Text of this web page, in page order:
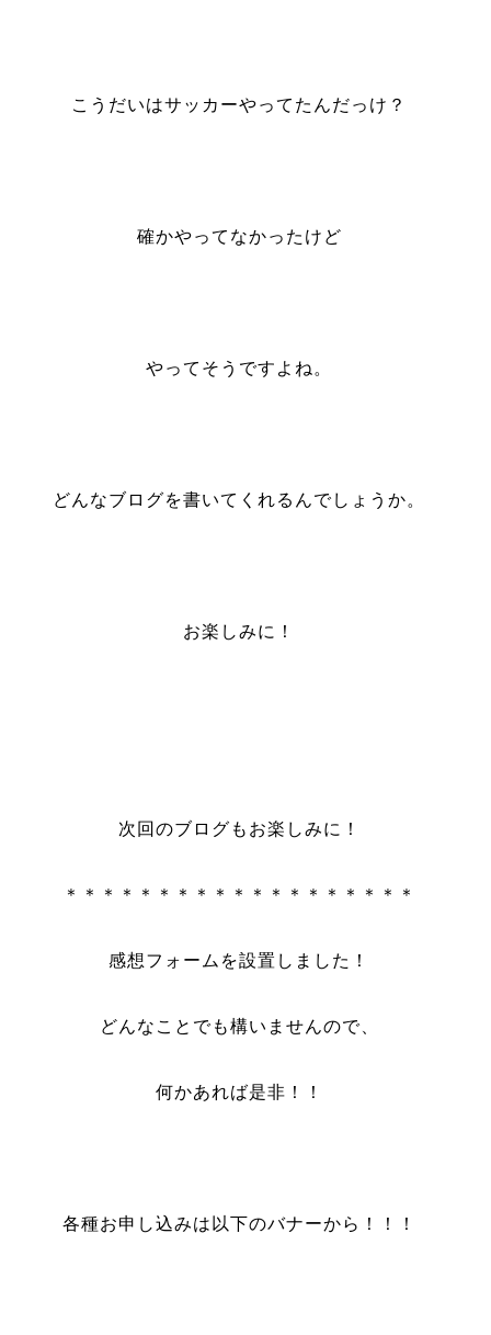
こうだいはサッカーやってたんだっけ？
確かやってなかったけど
やってそうですよね。
どんなブログを書いてくれるんでしょうか。
お楽しみに！
次回のブログもお楽しみに！
＊＊＊＊＊＊＊＊＊＊＊＊＊＊＊＊＊＊＊
感想フォームを設置しました！
どんなことでも構いませんので、
何かあれば是非！！
各種お申し込みは以下のバナーから！！！